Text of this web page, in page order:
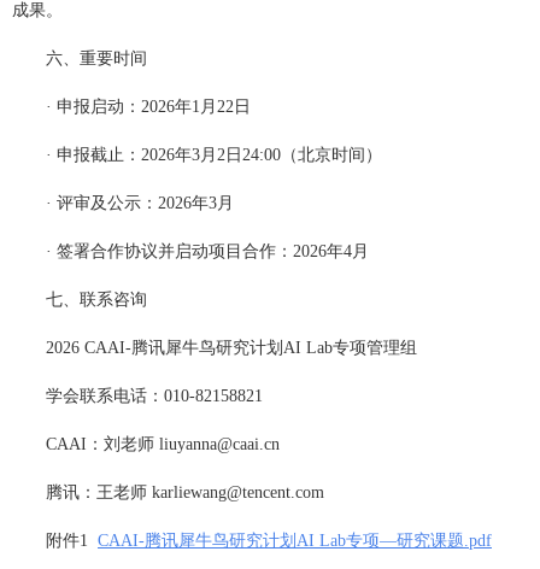
成果。
六、重要时间
· 申报启动：2026年1月22日
· 申报截止：2026年3月2日24:00（北京时间）
· 评审及公示：2026年3月
· 签署合作协议并启动项目合作：2026年4月
七、联系咨询
2026 CAAI-腾讯犀牛鸟研究计划AI Lab专项管理组
学会联系电话：010-82158821
CAAI：刘老师 liuyanna@caai.cn
腾讯：王老师 karliewang@tencent.com
附件1 CAAI-腾讯犀牛鸟研究计划AI Lab专项—研究课题.pdf